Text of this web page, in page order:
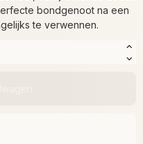
bondgenoot na een
te verwennen.